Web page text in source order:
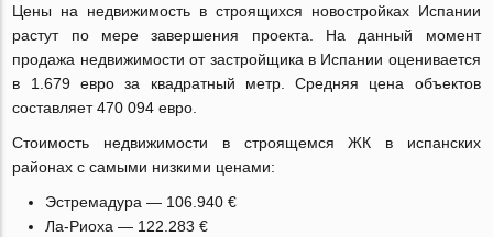
Цены на недвижимость в строящихся новостройках Испании
растут по мере завершения проекта. На данный момент
продажа недвижимости от застройщика в Испании оценивается
в 1.679 евро за квадратный метр. Средняя цена объектов
составляет 470 094 евро.
Стоимость недвижимости в строящемся ЖК в испанских
районах с самыми низкими ценами:
Эстремадура — 106.940 €
Ла-Риоха — 122.283 €